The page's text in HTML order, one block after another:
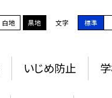
白地 黒地 文字 標準
いじめ防止